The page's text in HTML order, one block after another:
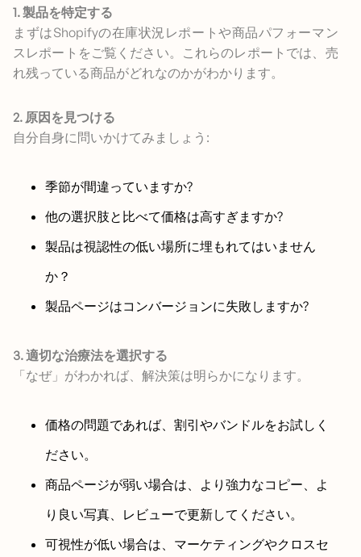
1. 製品を特定する
まずはShopifyの在庫状況レポートや商品パフォーマン
スレポートをご覧ください。これらのレポートでは、売
れ残っている商品がどれなのかがわかります。
2. 原因を見つける
自分自身に問いかけてみましょう:
季節が間違っていますか?
他の選択肢と比べて価格は高すぎますか?
製品は視認性の低い場所に埋もれてはいません
か？
製品ページはコンバージョンに失敗しますか?
3. 適切な治療法を選択する
「なぜ」がわかれば、解決策は明らかになります。
価格の問題であれば、割引やバンドルをお試しく
ださい。
商品ページが弱い場合は、より強力なコピー、よ
り良い写真、レビューで更新してください。
可視性が低い場合は、マーケティングやクロスセ